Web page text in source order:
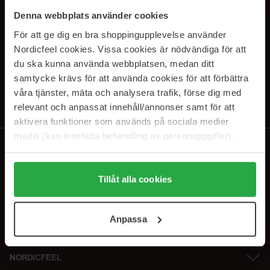
Denna webbplats använder cookies
För att ge dig en bra shoppingupplevelse använder
Nordicfeel cookies. Vissa cookies är nödvändiga för att
du ska kunna använda webbplatsen, medan ditt
samtycke krävs för att använda cookies för att förbättra
våra tjänster, mäta och analysera trafik, förse dig med
relevant och anpassat innehåll/annonser samt för att
aktivera funktioner som används på sociala medier
media (kan innefatta behandling av personuppgifter).
Genom att trycka på "Tillåt alla cookies" accepterar du
alla cookies, medan du under "Detaljer" kan anpassa
användningen av cookies. Du kan när som helst återkalla
samt vår Integritetspolicy.
Tillåt alla cookies
Anpassa
SUBSCRIBE TO OUR
NEWSLETTER
E-postadresse
Ved å abonnere godtar du vårpersonvernerklæring. Du kan melde deg
NORDICFEEL